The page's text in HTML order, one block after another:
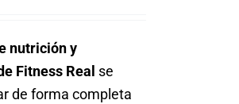
nutrición y
Fitness Real se
de forma completa